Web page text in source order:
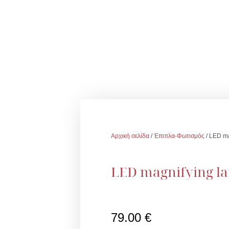
Αρχική σελίδα/Έπιπλα-Φωτισμός / LED
LED magnifying
79.00 €